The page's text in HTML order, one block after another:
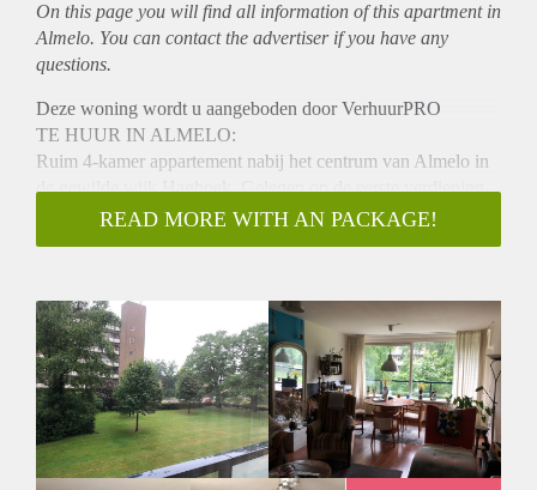
On this page you will find all information of this apartmentin
Almelo. You can contact the advertiser if you have any
questions.
Deze woning wordt u aangeboden door VerhuurPRO
TE HUUR IN ALMELO:
Ruim 4-kamer appartement nabij het centrum van Almelo in
de gewilde wijk Haghoek. Gelegen op de eerste verdieping
van een goed onderhouden complex. Supermarkt en
openbaar vervoer op loopafstand. Het gezellige centrum van
Entree, hal, luxe keuken met elektrisch koken, ijskast en
vriezer.
De hal biedt toegang tot de zonnige woonkamer met toegang
tot het balkon, het appartement heeft drie slaapkamers en
keurige badkamer met douche en wastafel.
BIJZONDERHEDEN:
- Beschikbaar per 15 juli 2021
READ MORE WITH AN PACKAGE!